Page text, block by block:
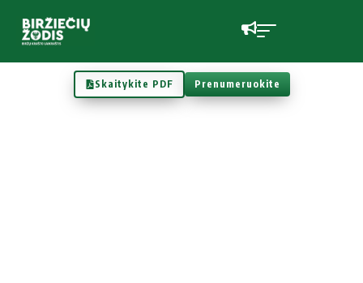
Skaitykite PDF Prenumeruokite